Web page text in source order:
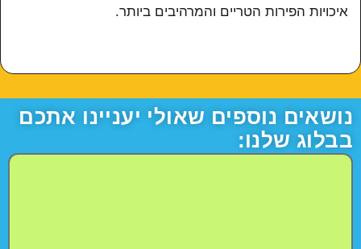
איכויות הפירות הטריים והמרהיבים ביותר.
נושאים נוספים שאולי יעניינו אתכם
בבלוג שלנו: